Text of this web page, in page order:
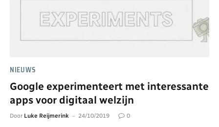
NIEUWS
Google experimenteert met interessante
apps voor digitaal welzijn
Door Luke Reijmerink 24/10/2019 0